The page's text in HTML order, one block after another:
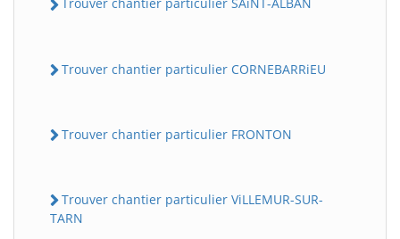
Trouver chantier particulier CORNEBARRiEU
Trouver chantier particulier FRONTON
Trouver chantier particulier ViLLEMUR-SUR-
TARN